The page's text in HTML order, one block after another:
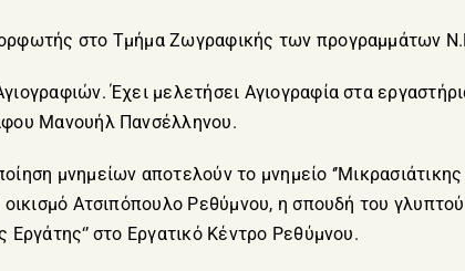
στο Τμήμα Ζωγραφικής των προγραμμάτων
Έχει μελετήσει Αγιογραφία στα
Μανουήλ Πανσέλληνου.
μνημείων αποτελούν το μνημείο
οικισμό Ατσιπόπουλο Ρεθύμνου, η σπουδή του
στο Εργατικό Κέντρο Ρεθύμνου.